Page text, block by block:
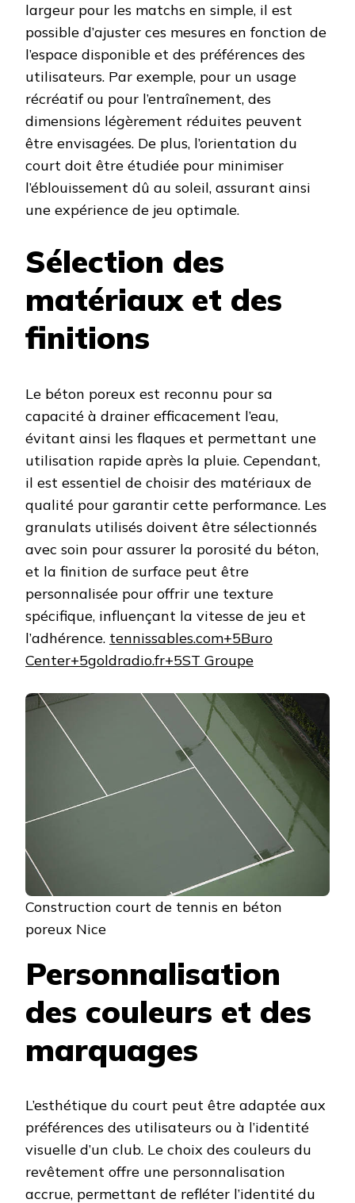
largeur pour les matchs en simple, il est
possible d’ajuster ces mesures en fonction de
l’espace disponible et des préférences des
utilisateurs. Par exemple, pour un usage
récréatif ou pour l’entraînement, des
dimensions légèrement réduites peuvent
être envisagées. De plus, l’orientation du
court doit être étudiée pour minimiser
l’éblouissement dû au soleil, assurant ainsi
une expérience de jeu optimale. ​
Sélection des
matériaux et des
finitions
Le béton poreux est reconnu pour sa
capacité à drainer efficacement l’eau,
évitant ainsi les flaques et permettant une
utilisation rapide après la pluie. Cependant,
il est essentiel de choisir des matériaux de
qualité pour garantir cette performance. Les
granulats utilisés doivent être sélectionnés
avec soin pour assurer la porosité du béton,
et la finition de surface peut être
personnalisée pour offrir une texture
spécifique, influençant la vitesse de jeu et
l’adhérence. ​ tennissables.com+5Buro
Center+5goldradio.fr+5ST Groupe
Construction court de tennis en béton
poreux Nice
Personnalisation
des couleurs et des
marquages
L’esthétique du court peut être adaptée aux
préférences des utilisateurs ou à l’identité
visuelle d’un club. Le choix des couleurs du
revêtement offre une personnalisation
accrue, permettant de refléter l’identité du